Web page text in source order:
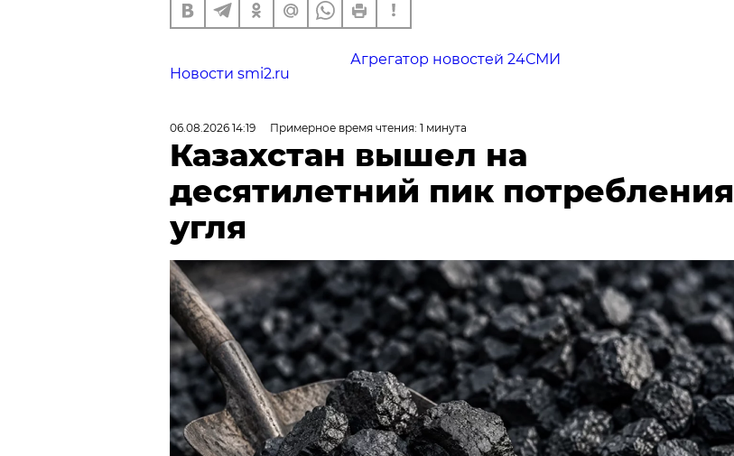
Агрегатор новостей 24СМИ
Новости smi2.ru
06.08.2026 14:19 Примерное время чтения: 1 минута
Казахстан вышел на
десятилетний пик потребления
угля